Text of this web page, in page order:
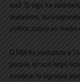
azul. Si algo ha
ciudadano, su
político propio en
El PAN ha postulado a
porque, en una larga
sostener la dignidad